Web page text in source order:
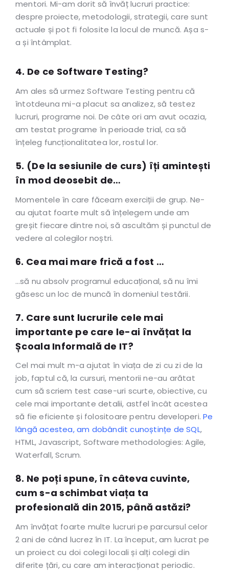
mentori. Mi-am dorit să învăț lucruri practice:
despre proiecte, metodologii, strategii, care sunt
actuale și pot fi folosite la locul de muncă. Așa s-
a și întâmplat.
4. De ce Software Testing?
Am ales să urmez Software Testing pentru că
întotdeuna mi-a placut sa analizez, să testez
lucruri, programe noi. De câte ori am avut ocazia,
am testat programe în perioade trial, ca să
înțeleg funcționalitatea lor, rostul lor.
5. (De la sesiunile de curs) îți amintești
în mod deosebit de…
Momentele în care făceam exerciții de grup. Ne-
au ajutat foarte mult să înțelegem unde am
greșit fiecare dintre noi, să ascultăm și punctul de
vedere al colegilor noștri.
6. Cea mai mare frică a fost …
…să nu absolv programul educațional, să nu îmi
găsesc un loc de muncă în domeniul testării.
7. Care sunt lucrurile cele mai
importante pe care le-ai învățat la
Școala Informală de IT?
Cel mai mult m-a ajutat în viața de zi cu zi de la
job, faptul că, la cursuri, mentorii ne-au arătat
cum să scriem test case-uri scurte, obiective, cu
cele mai importante detalii, astfel încât acestea
să fie eficiente și folositoare pentru developeri.Pe
lângă acestea, am dobândit cunoștințe de SQL,
HTML, Javascript, Software methodologies: Agile,
Waterfall, Scrum.
8. Ne poți spune, în câteva cuvinte,
cum s-a schimbat viața ta
profesională din 2015, până astăzi?
Am învățat foarte multe lucruri pe parcursul celor
2 ani de când lucrez în IT. La început, am lucrat pe
un proiect cu doi colegi locali și alți colegi din
diferite țări, cu care am interacționat periodic.